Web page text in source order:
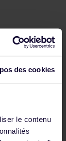
des cookies
le contenu